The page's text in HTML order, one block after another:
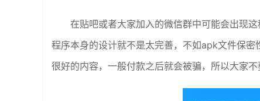
在贴吧或者大家加入的微信群中可能会出现
程序本身的设计就不是太完善，不如apk文件保
很好的内容，一般付款之后就会被骗，所以大家不